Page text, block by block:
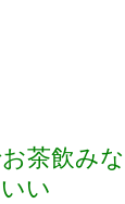
茶飲み
い